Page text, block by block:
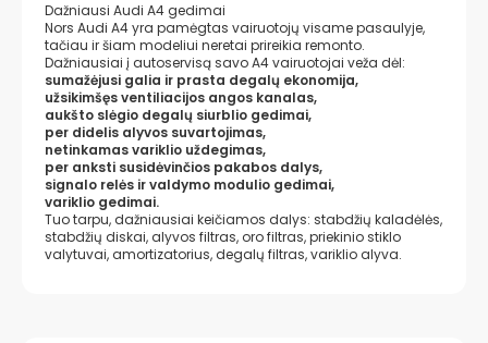
Dažniausi Audi A4 gedimai
Nors Audi A4 yra pamėgtas vairuotojų visame pasaulyje,
tačiau ir šiam modeliui neretai prireikia remonto.
Dažniausiai į autoservisą savo A4 vairuotojai veža dėl:
sumažėjusi galia ir prasta degalų ekonomija,
užsikimšęs ventiliacijos angos kanalas,
aukšto slėgio degalų siurblio gedimai,
per didelis alyvos suvartojimas,
netinkamas variklio uždegimas,
per anksti susidėvinčios pakabos dalys,
signalo relės ir valdymo modulio gedimai,
variklio gedimai.
Tuo tarpu, dažniausiai keičiamos dalys: stabdžių kaladėlės,
stabdžių diskai, alyvos filtras, oro filtras, priekinio stiklo
valytuvai, amortizatorius, degalų filtras, variklio alyva.